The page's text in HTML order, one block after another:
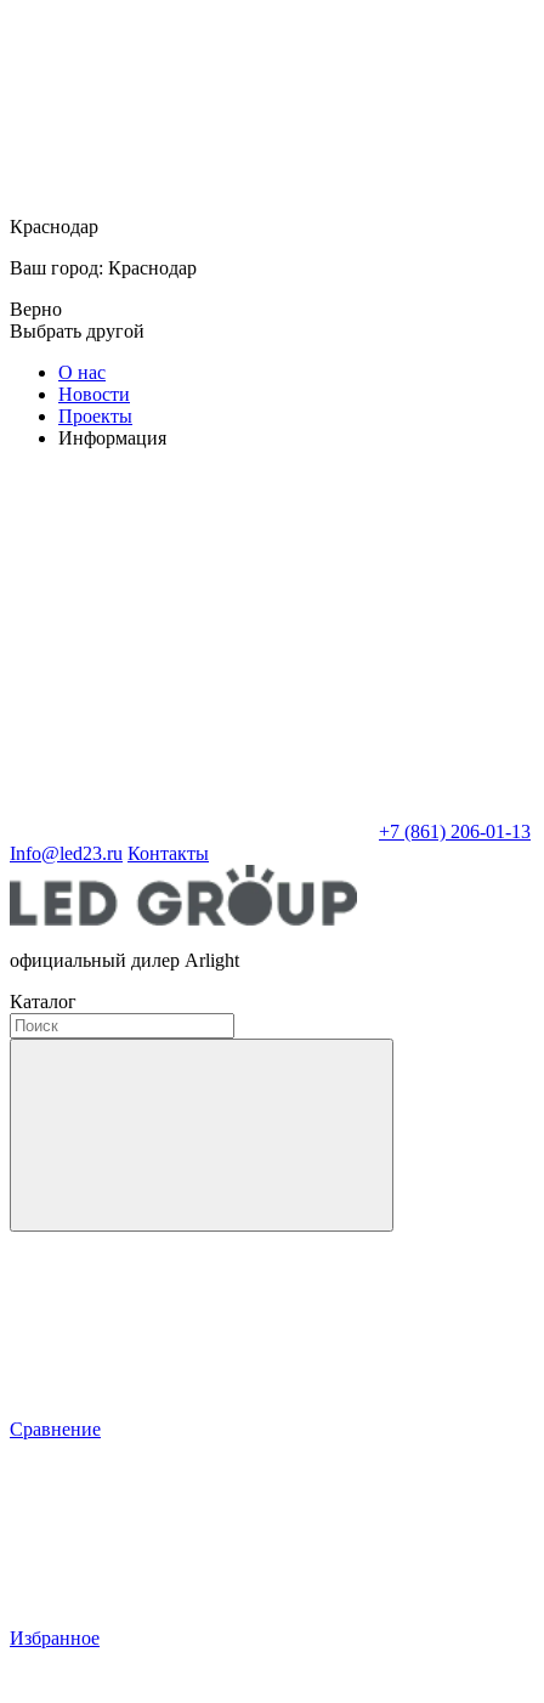
Краснодар
Ваш город: Краснодар
Верно
Выбрать другой
О нас
Новости
Проекты
Информация
+7 (861) 206-01-13
Info@led23.ru Контакты
официальный дилер Arlight
Каталог
Сравнение
Избранное